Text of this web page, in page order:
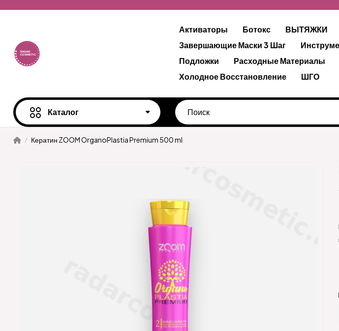
Активаторы Ботокс ВЫТЯЖКИ
Завершающие Маски 3 Шаг
Подложки
Расходные Материалы
Холодное Восстановление
ШГО
Каталог
Кератин ZOOM OrganoPlastia Premium 500 ml